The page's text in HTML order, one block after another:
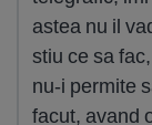
astea nu il
stiu ce sa
nu-i permite
facut, avand